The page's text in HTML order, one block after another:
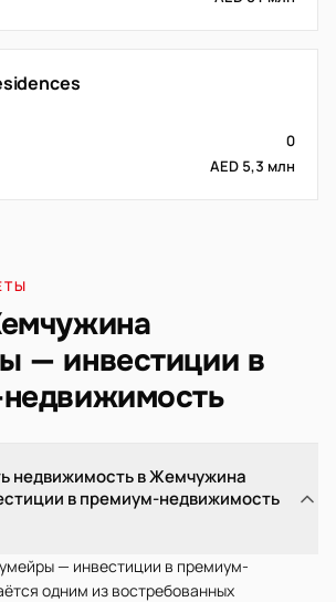
0
AED 5,3 млн
— инвестиции в
недвижимость в Жемчужина
в премиум-недвижимость
— инвестиции в премиум-
одним из востребованных